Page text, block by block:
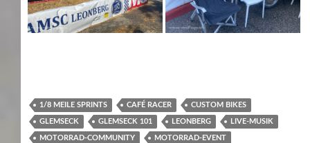
1/8 MEILE SPRINTS CAFÉ RACER CUSTOM BIKES
GLEMSECK GLEMSECK 101 LEONBERG LIVE-MUSIK
MOTORRAD-COMMUNITY MOTORRAD-EVENT